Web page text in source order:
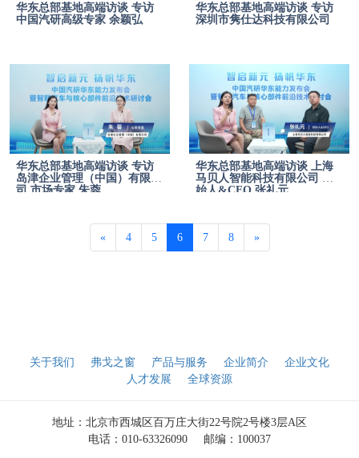
华东总部基地高端访谈 专访
中国汽研高级专家 余颖弘
华东总部基地高端访谈 专访
深圳市隽仕达科技有限公司
华东总部基地高端访谈 专访
岛津企业管理（中国）有限公
司 市场专家 朱蓉
华东总部基地高端访谈 上海
马贝人智能科技有限公司 创
始人&CEO 张礼元
« 4 5 6 7 8 »
关于我们 弗戈之窗 产品与服务 企业简介
企业文化
人才发展
全球资源
地址：北京市西城区百万庄大街22号院2号楼3层A区
电话：010-63326090
邮编：100037